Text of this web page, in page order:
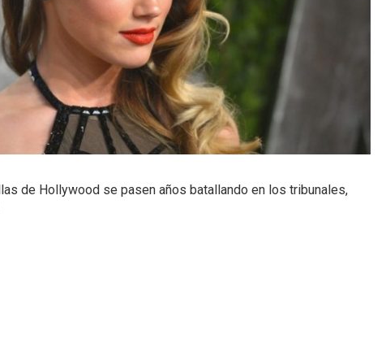
de Hollywood se pasen años batallando en los tribunales,